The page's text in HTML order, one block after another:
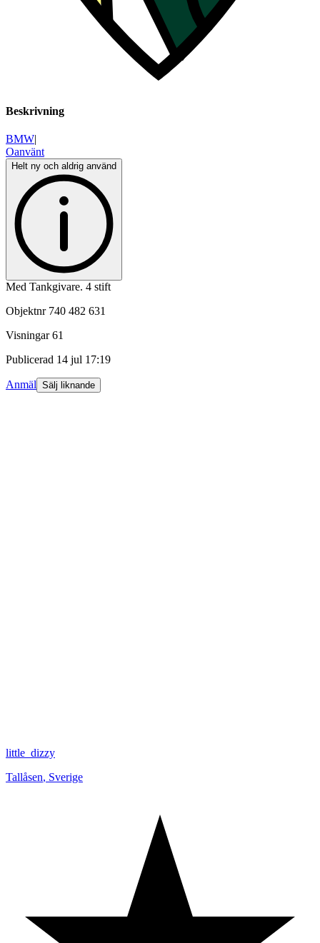
Beskrivning
BMW|
Oanvänt
Helt ny och aldrig använd
Med Tankgivare. 4 stift
Objektnr 740 482 631
Visningar 61
Publicerad 14 jul 17:19
Anmäl Sälj liknande
little_dizzy
Tallåsen, Sverige